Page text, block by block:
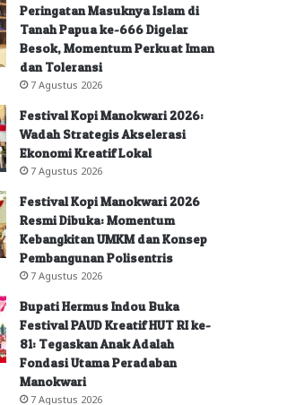
Peringatan Masuknya Islam di
Tanah Papua ke-666 Digelar
Besok, Momentum Perkuat Iman
dan Toleransi
7 Agustus 2026
Festival Kopi Manokwari 2026:
Wadah Strategis Akselerasi
Ekonomi Kreatif Lokal
7 Agustus 2026
Festival Kopi Manokwari 2026
Resmi Dibuka: Momentum
Kebangkitan UMKM dan Konsep
Pembangunan Polisentris
7 Agustus 2026
Bupati Hermus Indou Buka
Festival PAUD Kreatif HUT RI ke-
81: Tegaskan Anak Adalah
Fondasi Utama Peradaban
Manokwari
7 Agustus 2026